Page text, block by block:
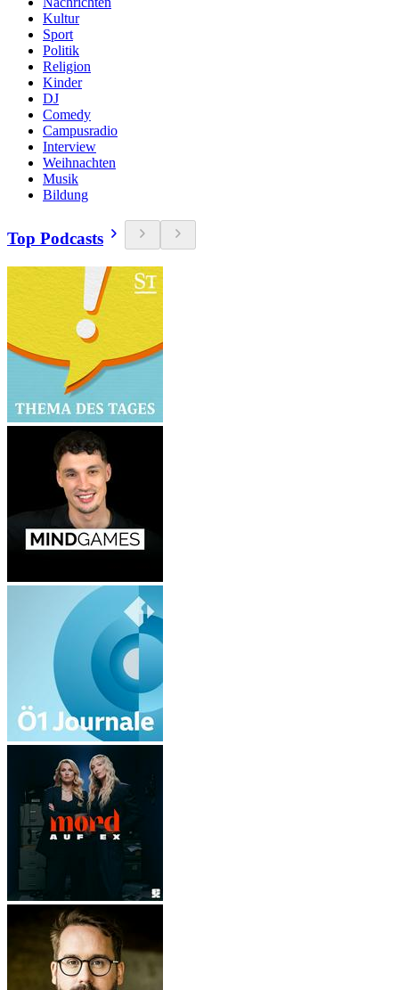
Kultur
Sport
Politik
Religion
Kinder
DJ
Comedy
Campusradio
Interview
Weihnachten
Musik
Bildung
Top Podcasts